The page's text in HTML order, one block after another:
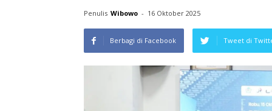
Penulis Wibowo - 16 Oktober 2025
Berbagi di Facebook Tweet di